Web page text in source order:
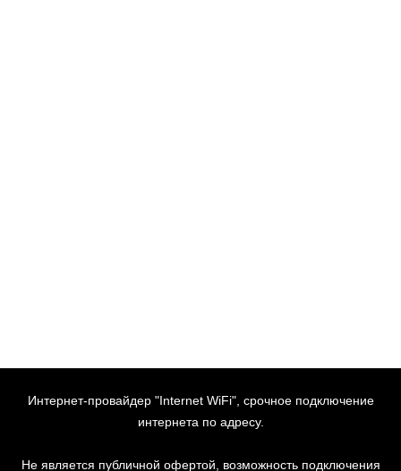
Интернет-провайдер "Internet WiFi", срочное подключение
интернета по адресу.
Не является публичной офертой, возможность подключения